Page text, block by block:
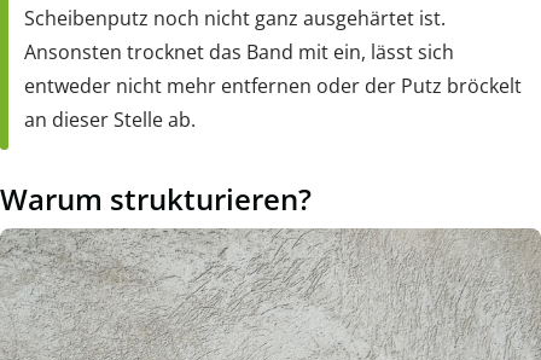
Scheibenputz noch nicht ganz ausgehärtet ist.
Ansonsten trocknet das Band mit ein, lässt sich
entweder nicht mehr entfernen oder der Putz bröckelt
an dieser Stelle ab.
Warum strukturieren?